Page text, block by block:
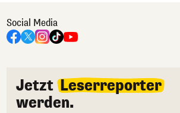
Social Media
Jetzt Leserreporter
werden.